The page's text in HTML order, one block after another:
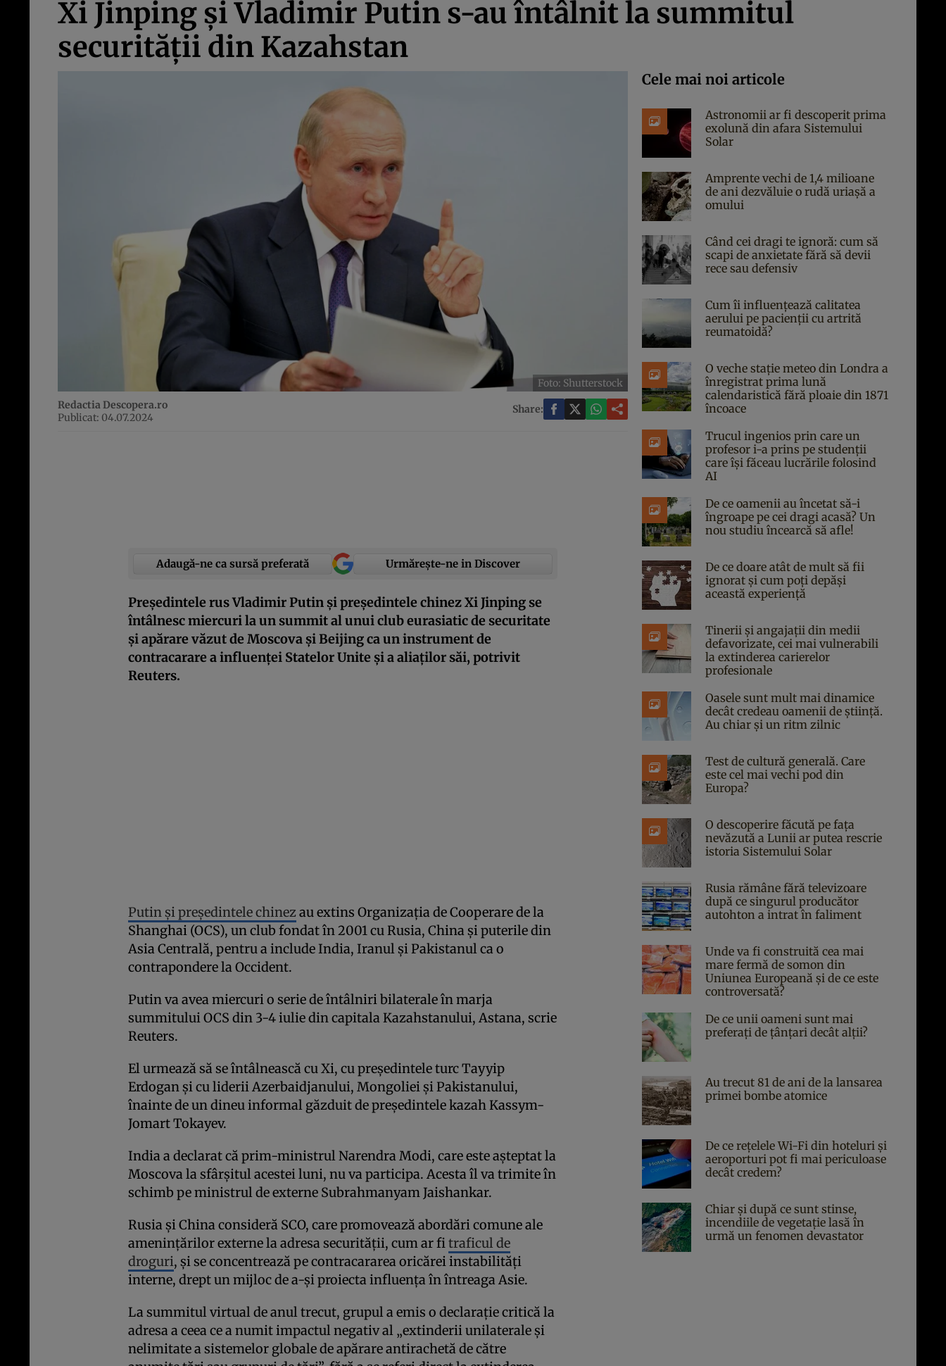
Xi Jinping și Vladimir Putin s-au întâlnit la summitul
securității din Kazahstan
Foto: Shutterstock
Redactia Descopera.ro
Publicat: 04.07.2024
Share:
Adaugă-ne ca sursă preferată Urmărește-ne in Discover
Președintele rus Vladimir Putin și președintele chinez Xi Jinping se
întâlnesc miercuri la un summit al unui club eurasiatic de securitate
și apărare văzut de Moscova și Beijing ca un instrument de
contracarare a influenței Statelor Unite și a aliaților săi, potrivit
Reuters.
Putin și președintele chinezau extins Organizația de Cooperare de la
Shanghai (OCS), un club fondat în 2001 cu Rusia, China și puterile din
Asia Centrală, pentru a include India, Iranul și Pakistanul ca o
contrapondere la Occident.
Putin va avea miercuri o serie de întâlniri bilaterale în marja
summitului OCS din 3-4 iulie din capitala Kazahstanului, Astana, scrie
Reuters.
El urmează să se întâlnească cu Xi, cu președintele turc Tayyip
Erdogan și cu liderii Azerbaidjanului, Mongoliei și Pakistanului,
înainte de un dineu informal găzduit de președintele kazah Kassym-
Jomart Tokayev.
India a declarat că prim-ministrul Narendra Modi, care este așteptat la
Moscova la sfârșitul acestei luni, nu va participa. Acesta îl va trimite în
schimb pe ministrul de externe Subrahmanyam Jaishankar.
Rusia și China consideră SCO, care promovează abordări comune ale
amenințărilor externe la adresa securității, cum ar fitraficul de
droguri, și se concentrează pe contracararea oricărei instabilități
interne, drept un mijloc de a-și proiecta influența în întreaga Asie.
La summitul virtual de anul trecut, grupul a emis o declarație critică la
adresa a ceea ce a numit impactul negativ al „extinderii unilaterale și
nelimitate a sistemelor globale de apărare antirachetă de către
Cele mai noi articole
Astronomii ar fi descoperit prima
exolună din afara Sistemului
Solar
Amprente vechi de 1,4 milioane
de ani dezvăluie o rudă uriașă a
omului
Când cei dragi te ignoră: cum să
scapi de anxietate fără să devii
rece sau defensiv
Cum îi influențează calitatea
aerului pe pacienții cu artrită
reumatoidă?
O veche stație meteo din Londra a
înregistrat prima lună
calendaristică fără ploaie din 1871
încoace
Trucul ingenios prin care un
profesor i-a prins pe studenții
care își făceau lucrările folosind
AI
De ce oamenii au încetat să-i
îngroape pe cei dragi acasă? Un
nou studiu încearcă să afle!
De ce doare atât de mult să fii
ignorat și cum poți depăși
această experiență
Tinerii și angajații din medii
defavorizate, cei mai vulnerabili
la extinderea carierelor
profesionale
Oasele sunt mult mai dinamice
decât credeau oamenii de știință.
Au chiar și un ritm zilnic
Test de cultură generală. Care
este cel mai vechi pod din
Europa?
O descoperire făcută pe fața
nevăzută a Lunii ar putea rescrie
istoria Sistemului Solar
Rusia rămâne fără televizoare
după ce singurul producător
autohton a intrat în faliment
Unde va fi construită cea mai
mare fermă de somon din
Uniunea Europeană și de ce este
controversată?
De ce unii oameni sunt mai
preferați de țânțari decât alții?
Au trecut 81 de ani de la lansarea
primei bombe atomice
De ce rețelele Wi-Fi din hoteluri și
aeroporturi pot fi mai periculoase
decât credem?
Chiar și după ce sunt stinse,
incendiile de vegetație lasă în
urmă un fenomen devastator